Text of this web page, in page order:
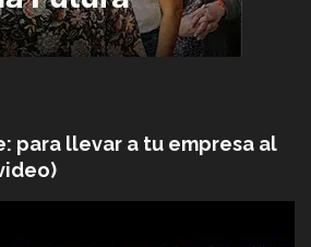
para llevar a tu empresa al